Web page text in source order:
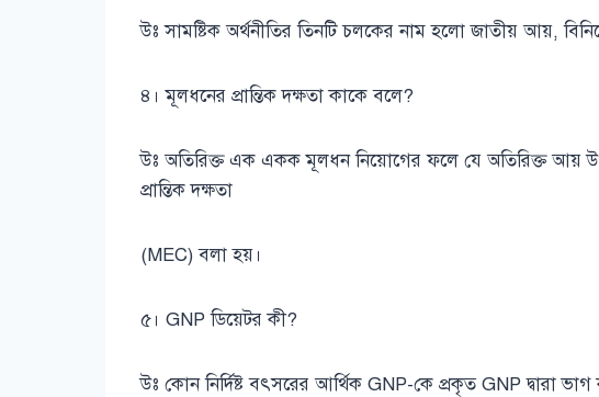
উঃ সামষ্টিক অর্থনীতির তিনটি চলকের নাম হলো জাতীয় আয়,
৪। মূলধনের প্রান্তিক দক্ষতা কাকে বলে?
উঃ অতিরিক্ত এক একক মূলধন নিয়োগের ফলে যে অতিরিক্ত আয়
প্রান্তিক দক্ষতা
(MEC) বলা হয়।
৫। GNP ডিয়েটর কী?
উঃ কোন নির্দিষ্ট বৎসরের আর্থিক GNP-কে প্রকৃত GNP দ্বারা